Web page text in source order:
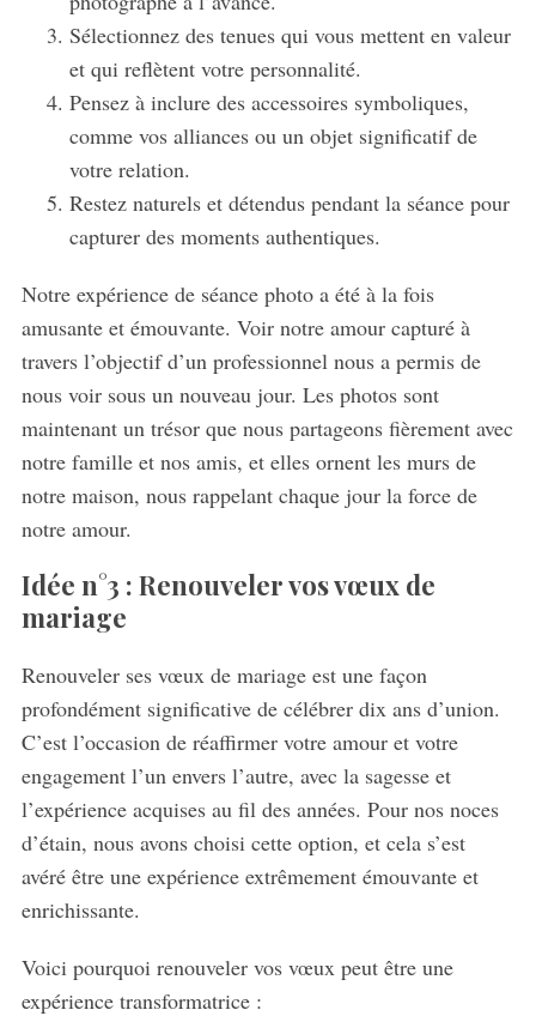
Sélectionnez des tenues qui vous mettent en valeur
et qui reflètent votre personnalité.
Pensez à inclure des accessoires symboliques,
comme vos alliances ou un objet significatif de
votre relation.
Restez naturels et détendus pendant la séance pour
capturer des moments authentiques.
Notre expérience de séance photo a été à la fois
amusante et émouvante. Voir notre amour capturé à
travers l’objectif d’un professionnel nous a permis de
nous voir sous un nouveau jour. Les photos sont
maintenant un trésor que nous partageons fièrement avec
notre famille et nos amis, et elles ornent les murs de
notre maison, nous rappelant chaque jour la force de
notre amour.
Idée n°3 : Renouveler vos vœux de
mariage
Renouveler ses vœux de mariage est une façon
profondément significative de célébrer dix ans d’union.
C’est l’occasion de réaffirmer votre amour et votre
engagement l’un envers l’autre, avec la sagesse et
l’expérience acquises au fil des années. Pour nos noces
d’étain, nous avons choisi cette option, et cela s’est
avéré être une expérience extrêmement émouvante et
enrichissante.
Voici pourquoi renouveler vos vœux peut être une
expérience transformatrice :